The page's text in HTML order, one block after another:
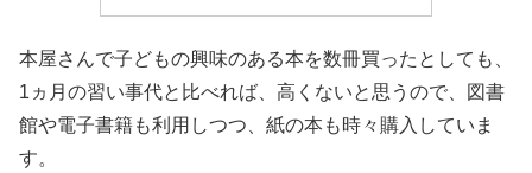
本屋さんで子どもの興味のある本を数冊買ったとしても、
1ヵ月の習い事代と比べれば、高くないと思うので、図書
館や電子書籍も利用しつつ、紙の本も時々購入していま
す。